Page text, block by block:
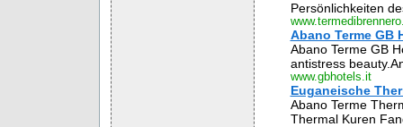
Persönlichkeiten
Abano Terme GB
Abano Terme GB
antistress
www.gbhotels.it
Euganeische
Abano Terme
Thermal Kuren